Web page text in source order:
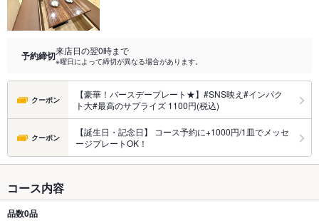
予約締切来店日の翌0時まで
※曜日によって締切が異なる場合があります。
クーポン
【豪華！バースデープレート★】#SNS映え#インパク
ト大#最高のサプライズ 1100円(税込)
クーポン
【誕生日・記念日】 コース予約に+1000円/1皿でメッセ
ージプレートOK！
コース内容
品数0品